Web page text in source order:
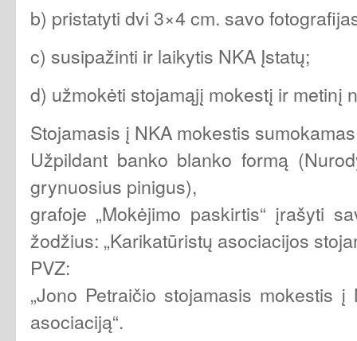
b) pristatyti dvi 3×4 cm. savo
c) susipažinti ir laikytis NKA Įstatų;
d) užmokėti stojamąjį mokestį ir metinį
Stojamasis į NKA mokestis
Užpildant banko blanko formą
grynuosius pinigus),
grafoje „Mokėjimo paskirtis“ įrašyti
žodžius: „Karikatūristų asociacijos
PVZ:
„Jono Petraičio stojamasis mokestis į
asociaciją“.